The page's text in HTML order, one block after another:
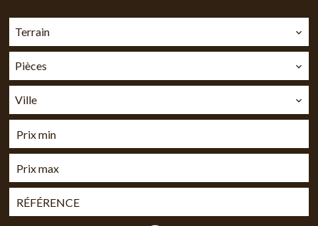
Terrain
Pièces
Ville